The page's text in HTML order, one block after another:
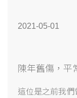
2021-05-01
陳年舊傷，平
這位是之前我